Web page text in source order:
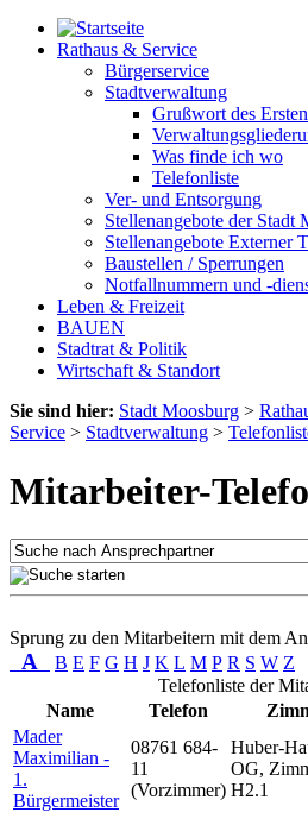
Rathaus & Service
Bürgerservice
Stadtverwaltung
Grußwort des
Was finde ich wo
Telefonliste
Ver- und Entsorgung
Stellenangebote der Stadt
Stellenangebote Externer
Baustellen / Sperrungen
Notfallnummern und -
Leben & Freizeit
BAUEN
Stadtrat & Politik
Wirtschaft & Standort
Sie sind hier: Stadt Moosburg >
Service > Stadtverwaltung >
Mitarbeiter-
Sprung zu den Mitarbeitern mit dem
A B E F G H J K L M P R S W Z
Telefonliste der
Name
Telefon
Mader
Maximilian -
1.
Bürgermeister
08761 684-
11
(Vorzimmer)
Huber-
OG,
H2.1